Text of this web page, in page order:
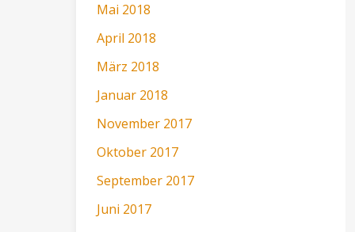
Mai 2018
April 2018
März 2018
Januar 2018
November 2017
Oktober 2017
September 2017
Juni 2017